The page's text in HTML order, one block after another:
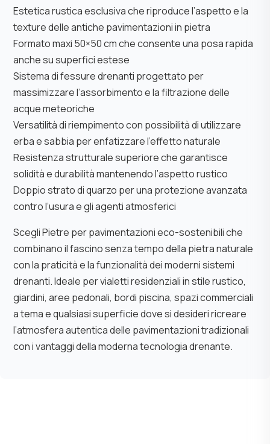
Estetica rustica esclusiva che riproduce l’aspetto e la
texture delle antiche pavimentazioni in pietra
Formato maxi 50×50 cm che consente una posa rapida
anche su superfici estese
Sistema di fessure drenanti progettato per
massimizzare l’assorbimento e la filtrazione delle
acque meteoriche
Versatilità di riempimento con possibilità di utilizzare
erba e sabbia per enfatizzare l’effetto naturale
Resistenza strutturale superiore che garantisce
solidità e durabilità mantenendo l’aspetto rustico
Doppio strato di quarzo per una protezione avanzata
contro l’usura e gli agenti atmosferici
Scegli Pietre per pavimentazioni eco-sostenibili che
combinano il fascino senza tempo della pietra naturale
con la praticità e la funzionalità dei moderni sistemi
drenanti. Ideale per vialetti residenziali in stile rustico,
giardini, aree pedonali, bordi piscina, spazi commerciali
a tema e qualsiasi superficie dove si desideri ricreare
l’atmosfera autentica delle pavimentazioni tradizionali
con i vantaggi della moderna tecnologia drenante.